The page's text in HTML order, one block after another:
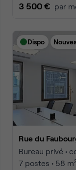
3 500 € par
Dispo
Rue du
Bureau privé •
7 postes • 58 m